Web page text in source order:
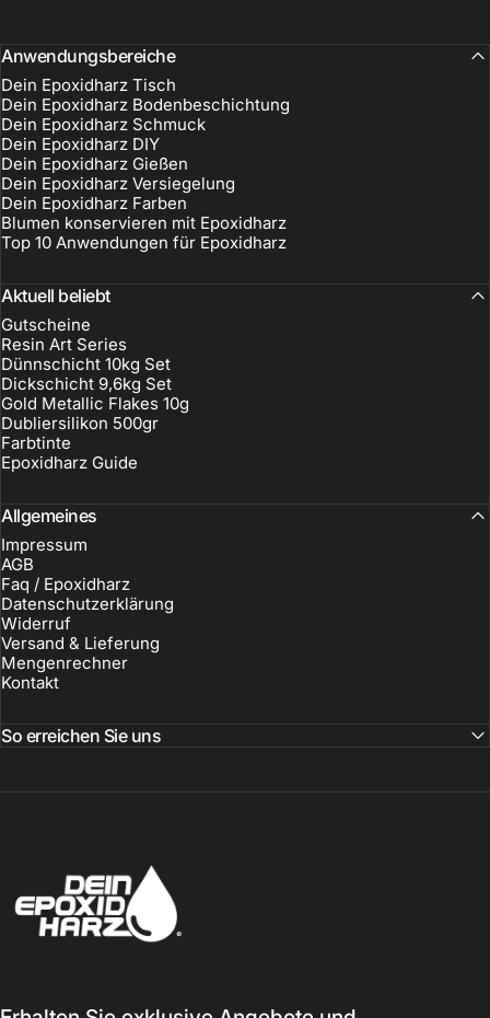
Anwendungsbereiche
Dein Epoxidharz Tisch
Dein Epoxidharz Bodenbeschichtung
Dein Epoxidharz Schmuck
Dein Epoxidharz DIY
Dein Epoxidharz Gießen
Dein Epoxidharz Versiegelung
Dein Epoxidharz Farben
Blumen konservieren mit Epoxidharz
Top 10 Anwendungen für Epoxidharz
Aktuell beliebt
Gutscheine
Resin Art Series
Dünnschicht 10kg Set
Dickschicht 9,6kg Set
Gold Metallic Flakes 10g
Dubliersilikon 500gr
Farbtinte
Epoxidharz Guide
Allgemeines
Impressum
AGB
Faq / Epoxidharz
Datenschutzerklärung
Widerruf
Versand & Lieferung
Mengenrechner
Kontakt
So erreichen Sie uns